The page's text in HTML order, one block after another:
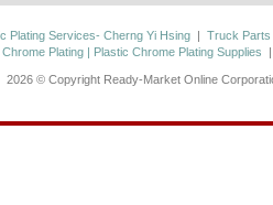
Plating Services- Cherng Yi Hsing | Truck Parts
Plating | Plastic Chrome Plating Supplies
2026 © Copyright Ready-Market Online